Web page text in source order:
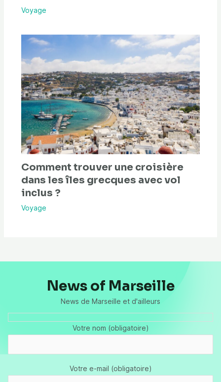
Voyage
Comment trouver une croisière
dans les îles grecques avec vol
inclus ?
Voyage
News of Marseille
News de Marseille et d'ailleurs
Votre nom (obligatoire)
Votre e-mail (obligatoire)